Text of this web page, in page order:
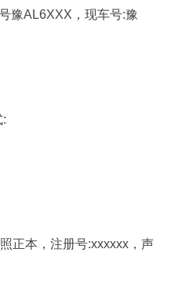
豫AL6XXX，现车号:豫
:
正本，注册号:xxxxxx，声